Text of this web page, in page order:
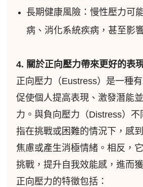
長期健康風險：慢性壓力可
病、消化系統疾病，甚至影
4. 關於正向壓力帶來更好的表
正向壓力（Eustress）是一種
促使個人提高表現、激發潛能
力。與負向壓力（Distress）不
指在挑戰或困難的情況下，感
焦慮或產生消極情緒。相反，
挑戰，提升自我效能感，進而
正向壓力的特徵包括：